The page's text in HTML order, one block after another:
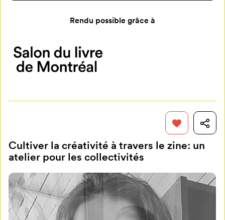
Rendu possible grâce à
Cultiver la créativité à travers le zine: un
atelier pour les collectivités